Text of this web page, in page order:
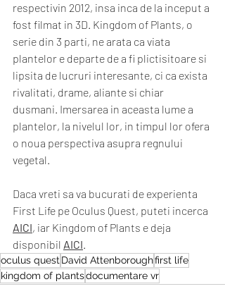
respectivin 2012, insa inca de la inceput a
fost filmat in 3D. Kingdom of Plants, o
serie din 3 parti, ne arata ca viata
plantelor e departe de a fi plictisitoare si
lipsita de lucruri interesante, ci ca exista
rivalitati, drame, aliante si chiar
dusmani. Imersarea in aceasta lume a
plantelor, la nivelul lor, in timpul lor ofera
o noua perspectiva asupra regnului
vegetal.
Daca vreti sa va bucurati de experienta
First Life pe Oculus Quest, puteti incerca
AICI, iar Kingdom of Plants e deja
disponibil AICI.
oculus questDavid Attenboroughfirst life
kingdom of plantsdocumentare vr